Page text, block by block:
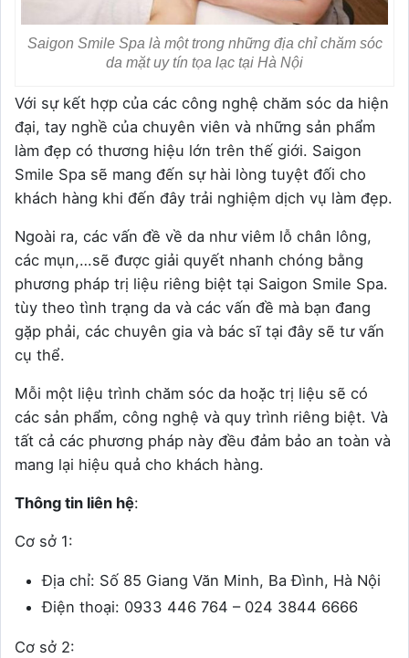
Saigon Smile Spa là một trong những địa chỉ chăm sóc
da mặt uy tín tọa lạc tại Hà Nội
Với sự kết hợp của các công nghệ chăm sóc da hiện
đại, tay nghề của chuyên viên và những sản phẩm
làm đẹp có thương hiệu lớn trên thế giới. Saigon
Smile Spa sẽ mang đến sự hài lòng tuyệt đối cho
khách hàng khi đến đây trải nghiệm dịch vụ làm đẹp.
Ngoài ra, các vấn đề về da như viêm lỗ chân lông,
các mụn,…sẽ được giải quyết nhanh chóng bằng
phương pháp trị liệu riêng biệt tại Saigon Smile Spa.
tùy theo tình trạng da và các vấn đề mà bạn đang
gặp phải, các chuyên gia và bác sĩ tại đây sẽ tư vấn
cụ thể.
Mỗi một liệu trình chăm sóc da hoặc trị liệu sẽ có
các sản phẩm, công nghệ và quy trình riêng biệt. Và
tất cả các phương pháp này đều đảm bảo an toàn và
mang lại hiệu quả cho khách hàng.
Thông tin liên hệ:
Cơ sở 1:
Địa chỉ: Số 85 Giang Văn Minh, Ba Đình, Hà Nội
Điện thoại: 0933 446 764 – 024 3844 6666
Cơ sở 2: